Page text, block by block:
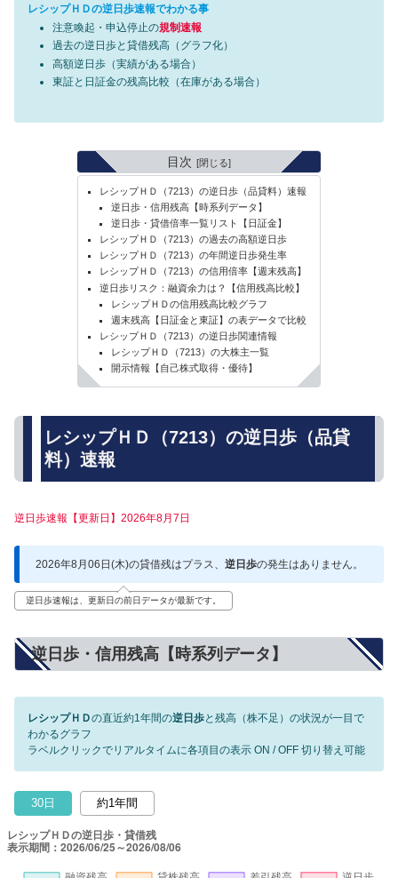
レシップＨＤの逆日歩速報でわかる事
注意喚起・申込停止の規制速報
過去の逆日歩と貸借残高（グラフ化）
高額逆日歩（実績がある場合）
東証と日証金の残高比較（在庫がある場合）
目次
レシップＨＤ（7213）の逆日歩（品貸料）速報
逆日歩・信用残高【時系列データ】
逆日歩・貸借倍率一覧リスト【日証金】
レシップＨＤ（7213）の過去の高額逆日歩
レシップＨＤ（7213）の年間逆日歩発生率
レシップＨＤ（7213）の信用倍率【週末残高】
逆日歩リスク：融資余力は？【信用残高比較】
レシップＨＤの信用残高比較グラフ
週末残高【日証金と東証】の表データで比較
レシップＨＤ（7213）の逆日歩関連情報
レシップＨＤ（7213）の大株主一覧
開示情報【自己株式取得・優待】
レシップＨＤ（7213）の逆日歩（品貸
料）速報
逆日歩速報【更新日】2026年8月7日
2026年8月06日(木)の貸借残はプラス、 逆日歩の発生はありません。
逆日歩速報は、更新日の前日データが最新です。
逆日歩・信用残高【時系列データ】
レシップＨＤの直近約1年間の逆日歩と残高（株不足）の状況が一目で
わかるグラフ
ラベルクリックでリアルタイムに各項目の表示 ON / OFF 切り替え可能
30日 約1年間